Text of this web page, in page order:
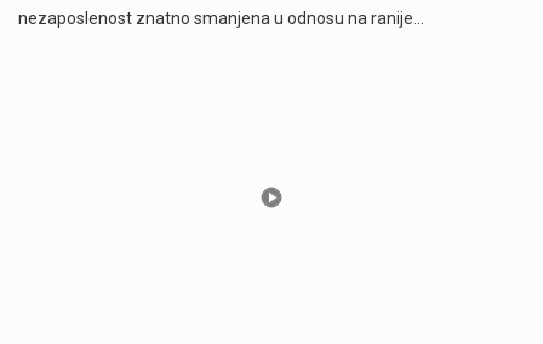
nezaposlenost znatno smanjena u odnosu na ranije…